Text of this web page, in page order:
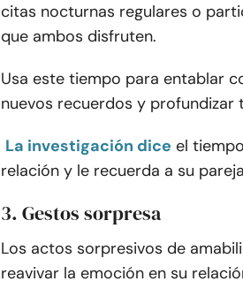
citas nocturnas regulares o
que ambos disfruten.
Usa este tiempo para entablar
nuevos recuerdos y profundizar
La investigación dice el
relación y le recuerda a su
3. Gestos sorpresa
Los actos sorpresivos de
reavivar la emoción en su